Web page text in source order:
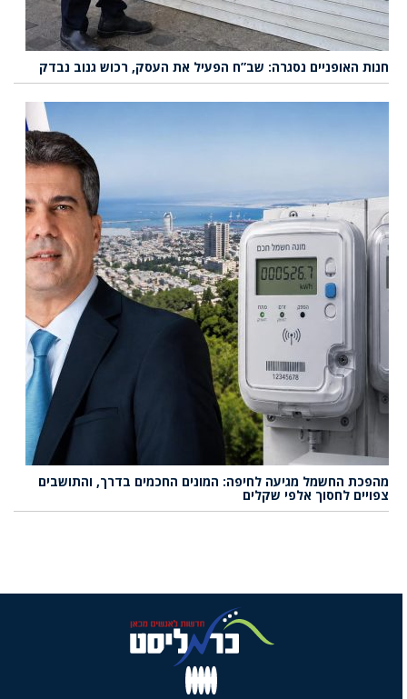
חנות האופניים נסגרה: שב”ח הפעיל את העסק, רכוש גנוב נבדק
מהפכת החשמל מגיעה לחיפה: המונים החכמים בדרך, והתושבים
צפויים לחסוך אלפי שקלים